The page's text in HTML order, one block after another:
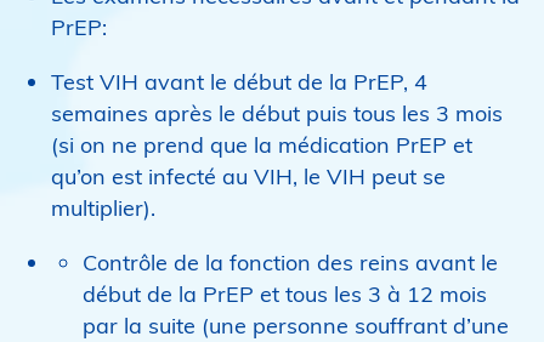
PrEP:
Test VIH avant le début de la PrEP, 4
semaines après le début puis tous les 3 mois
(si on ne prend que la médication PrEP et
qu’on est infecté au VIH, le VIH peut se
multiplier).
Contrôle de la fonction des reins avant le
début de la PrEP et tous les 3 à 12 mois
par la suite (une personne souffrant d’une